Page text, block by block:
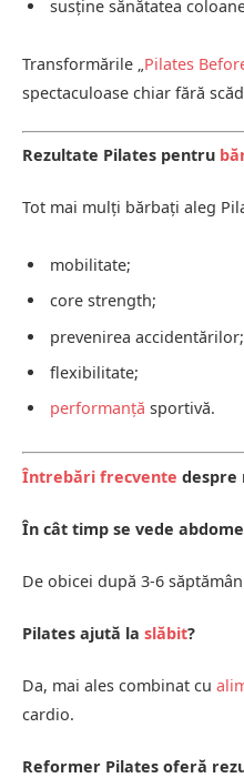
susține sănătatea
Transformările „Pilates
spectaculoase chiar fără
Rezultate Pilates pentru
Tot mai mulți bărbați aleg
mobilitate;
core strength;
prevenirea accidentărilor;
flexibilitate;
performanță sportivă.
Întrebări frecvente despre
În cât timp se vede
De obicei după 3-6
Pilates ajută la slăbit?
Da, mai ales combinat cu
cardio.
Reformer Pilates oferă